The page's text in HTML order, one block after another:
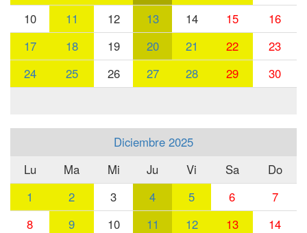
10
11 12 13 14 15
16
17
18 19 20 21 22
23
24
25 26 27 28 29 30
Diciembre 2025
Lu
Ma Mi Ju Vi Sa
Do
1
2 3 4 5 6
7
8
9 10 11 12 13
14